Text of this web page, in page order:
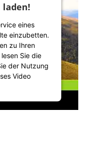
laden!
eines
einzubetten.
zu Ihren
Sie die
der Nutzung
Video